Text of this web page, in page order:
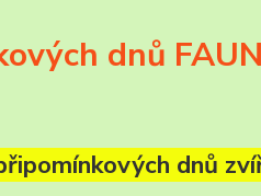
dnů
dnů